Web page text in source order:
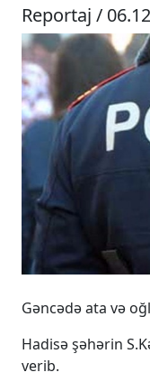
Reportaj /
Gəncədə ata və
Hadisə şəhərin
verib.